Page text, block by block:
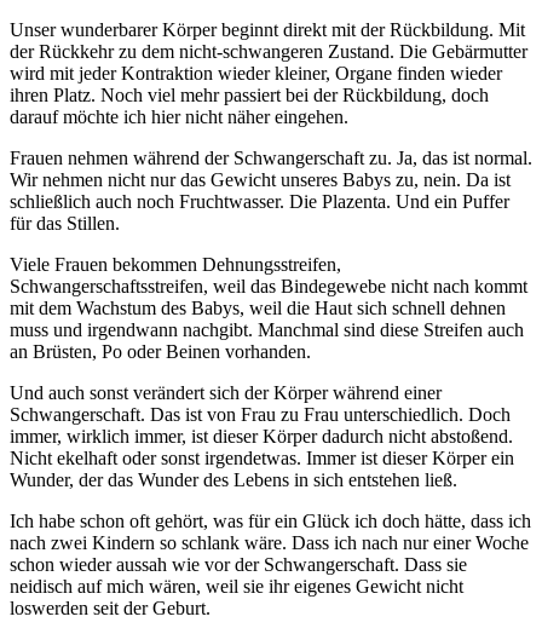
Unser wunderbarer Körper beginnt direkt mit der Rückbildung. Mit
der Rückkehr zu dem nicht-schwangeren Zustand. Die Gebärmutter
wird mit jeder Kontraktion wieder kleiner, Organe finden wieder
ihren Platz. Noch viel mehr passiert bei der Rückbildung, doch
darauf möchte ich hier nicht näher eingehen.
Frauen nehmen während der Schwangerschaft zu. Ja, das ist normal.
Wir nehmen nicht nur das Gewicht unseres Babys zu, nein. Da ist
schließlich auch noch Fruchtwasser. Die Plazenta. Und ein Puffer
für das Stillen.
Viele Frauen bekommen Dehnungsstreifen,
Schwangerschaftsstreifen, weil das Bindegewebe nicht nach kommt
mit dem Wachstum des Babys, weil die Haut sich schnell dehnen
muss und irgendwann nachgibt. Manchmal sind diese Streifen auch
an Brüsten, Po oder Beinen vorhanden.
Und auch sonst verändert sich der Körper während einer
Schwangerschaft. Das ist von Frau zu Frau unterschiedlich. Doch
immer, wirklich immer, ist dieser Körper dadurch nicht abstoßend.
Nicht ekelhaft oder sonst irgendetwas. Immer ist dieser Körper ein
Wunder, der das Wunder des Lebens in sich entstehen ließ.
Ich habe schon oft gehört, was für ein Glück ich doch hätte, dass ich
nach zwei Kindern so schlank wäre. Dass ich nach nur einer Woche
schon wieder aussah wie vor der Schwangerschaft. Dass sie
neidisch auf mich wären, weil sie ihr eigenes Gewicht nicht
loswerden seit der Geburt.